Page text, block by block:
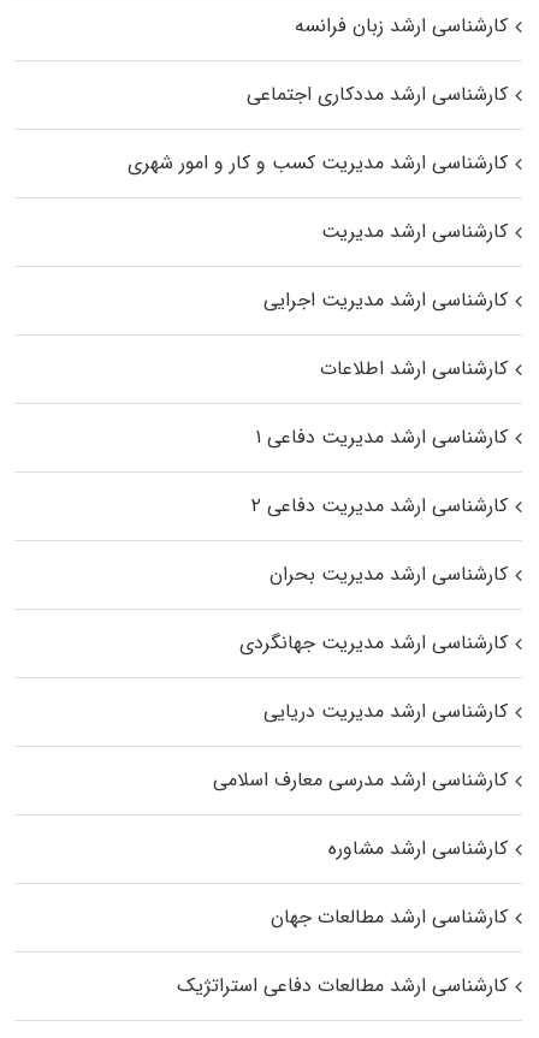
کارشناسی ارشد زبان فرانسه
کارشناسی ارشد مددکاری اجتماعی
کارشناسی ارشد مدیریت کسب و کار و امور شهری
کارشناسی ارشد مدیریت
کارشناسی ارشد مدیریت اجرایی
کارشناسی ارشد اطلاعات
کارشناسی ارشد مدیریت دفاعی ۱
کارشناسی ارشد مدیریت دفاعی ۲
کارشناسی ارشد مدیریت بحران
کارشناسی ارشد مدیریت جهانگردی
کارشناسی ارشد مدیریت دریایی
کارشناسی ارشد مدرسی معارف اسلامی
کارشناسی ارشد مشاوره
کارشناسی ارشد مطالعات جهان
کارشناسی ارشد مطالعات دفاعی استراتژیک